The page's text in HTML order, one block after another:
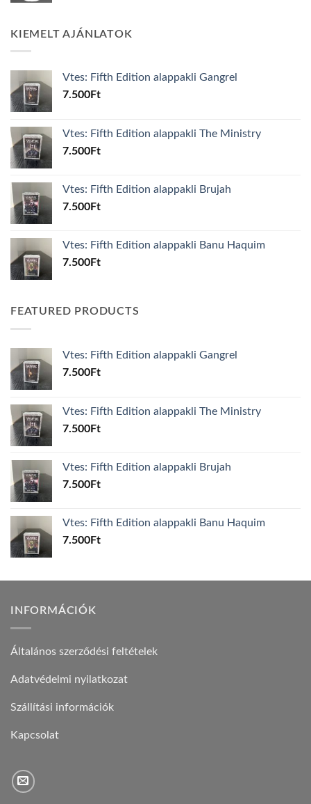
KIEMELT AJÁNLATOK
Vtes: Fifth Edition alappakli Gangrel
7.500Ft
Vtes: Fifth Edition alappakli The Ministry
7.500Ft
Vtes: Fifth Edition alappakli Brujah
7.500Ft
Vtes: Fifth Edition alappakli Banu Haquim
7.500Ft
FEATURED PRODUCTS
Vtes: Fifth Edition alappakli Gangrel
7.500Ft
Vtes: Fifth Edition alappakli The Ministry
7.500Ft
Vtes: Fifth Edition alappakli Brujah
7.500Ft
Vtes: Fifth Edition alappakli Banu Haquim
7.500Ft
INFORMÁCIÓK
Általános szerződési feltételek
Adatvédelmi nyilatkozat
Szállítási információk
Kapcsolat